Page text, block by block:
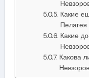
Какие
Пелагея
Какие
Какова